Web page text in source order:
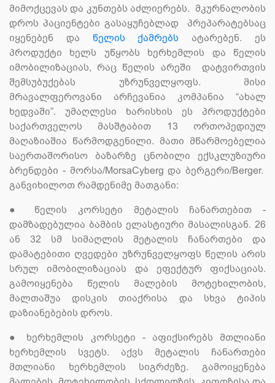
მიმოქცევას და კუნთებს აძლიერებს. მკურნალობის
დროს პაციენტები გასაყუჩებლად პრეპარატებსაც
იყენებენ და წელის ქამრებს ატარებენ. ეს
პროდუქტი ხელს უწყობს ხერხემლის და წელის
იმობილიზაციას, რაც წელის არეში დატვირთვის
შემსუბუქებას უზრუნველყოფს. მისი
მრავალფეროვანი არჩევანია კომპანია “ახალ
ხედვაში”. უმაღლესი ხარისხის ეს პროდუქტები
საქართველოს მასშტაბით 13 ორთოპედიულ
მაღაზიაშია წარმოდგენილი. მათი მწარმოებელია
საერთაშორისო ბაზარზე ცნობილი ექსკლუზიური
ბრენდები - მორსა/MorsaCyberg და ბერგერი/Berger.
განვიხილოთ რამდენიმე მათგანი:
●
წელის კორსეტი მეტალის ჩანართებით -
დამზადებულია ბამბის ელასტიური მასალისგან. 26
ან 32 სმ სიმაღლის მეტალის ჩანართები და
დამატებითი ღვედები უზრუნველყოფს წელის არის
სრულ იმობილიზაციას და ეფექტურ ფიქსაციას.
გამოიყენება წელის მალების მოტეხილობის,
მალთაშუა დისკის თიაქრისა და სხვა ტიპის
დაზიანებების დროს.
●
ხერხემლის კორსეტი - აფიქსირებს მთლიანი
ხერხემლის სვეტს. აქვს მეტალის ჩანართები
მთლიანი ხერხემლის სიგრძეზე. გამოიყენება